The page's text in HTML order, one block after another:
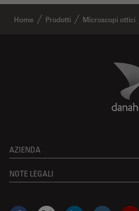
Home Prodotti Microscopi ottici
AZIENDA
NOTE LEGALI